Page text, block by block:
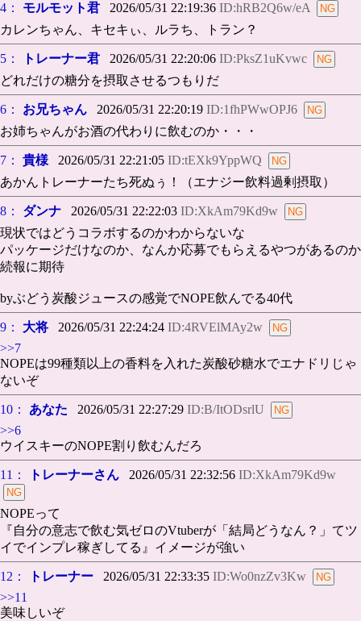
4： モルモット君 2026/05/31 22:19:36 ID:hRB2Q6w/eA
カレンちゃん、キセキぃ、ルラち、トラン？
5： トレーナー君 2026/05/31 22:20:06 ID:PksZ1uKvwc
どれだけの糖分を摂取させるつもりだ
6： お兄ちゃん 2026/05/31 22:20:19 ID:1fhPWwOPJ6
お姉ちゃんがお酒の代わりに飲むのか・・・
7： 貴様 2026/05/31 22:21:05 ID:tEXk9YppWQ
あかんトレーナーたち死ぬぅ！（エナジー飲料過剰摂取）
8： ダンナ 2026/05/31 22:22:03 ID:XkAm79Kd9w
現状ではどうコラボするのかわからないな
パッケージだけなのか、なんか応募でもらえるやつがあるのか
続報に期待
byぶどう炭酸ジュースの感覚でNOPE飲んでる40代
9： 大将 2026/05/31 22:24:24 ID:4RVElMAy2w
>>7
NOPEは99種類以上の香料を入れた炭酸砂糖水でエナドリじゃ
ないぞ
10： あなた 2026/05/31 22:27:29 ID:B/ItODsrlU
>>6
ウイスキーのNOPE割り飲むんだろ
11： トレーナーさん 2026/05/31 22:32:56 ID:XkAm79Kd9w
NOPEって
『自分の意志で飲む気ゼロのVtuberが「結局どうなん？」てツ
イでインプレ稼ぎしてる』イメージが強い
12： トレーナー 2026/05/31 22:33:35 ID:Wo0nzZv3Kw
>>11
美味しいぞ